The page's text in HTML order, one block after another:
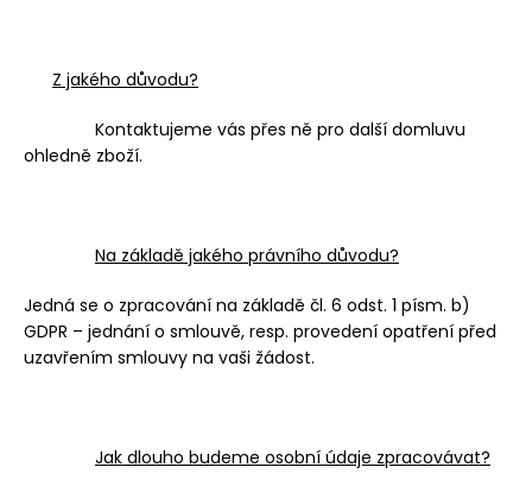
Z jakého důvodu?
Kontaktujeme vás přes ně pro další domluvu
ohledně zboží.
Na základě jakého právního důvodu?
Jedná se o zpracování na základě čl. 6 odst. 1 písm. b)
GDPR – jednání o smlouvě, resp. provedení opatření před
uzavřením smlouvy na vaši žádost.
Jak dlouho budeme osobní údaje zpracovávat?